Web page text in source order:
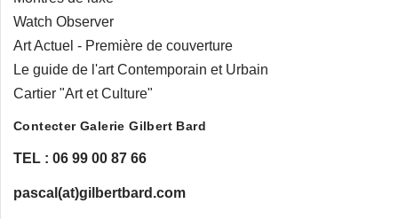
Watch Observer
Art Actuel - Première de couverture
Le guide de l'art Contemporain et Urbain
Cartier "Art et Culture"
Contecter Galerie Gilbert Bard
TEL : 06 99 00 87 66
pascal(at)gilbertbard.com